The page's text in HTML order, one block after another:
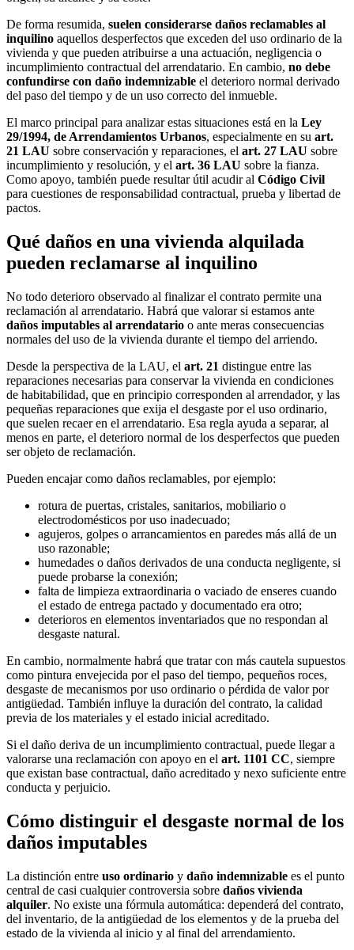
De forma resumida, suelen considerarse daños reclamables al
inquilino aquellos desperfectos que exceden del uso ordinario de la
vivienda y que pueden atribuirse a una actuación, negligencia o
incumplimiento contractual del arrendatario. En cambio, no debe
confundirse con daño indemnizable el deterioro normal derivado
del paso del tiempo y de un uso correcto del inmueble.
El marco principal para analizar estas situaciones está en la Ley
29/1994, de Arrendamientos Urbanos, especialmente en su art.
21 LAU sobre conservación y reparaciones, el art. 27 LAU sobre
incumplimiento y resolución, y el art. 36 LAU sobre la fianza.
Como apoyo, también puede resultar útil acudir al Código Civil
para cuestiones de responsabilidad contractual, prueba y libertad de
pactos.
Qué daños en una vivienda alquilada
pueden reclamarse al inquilino
No todo deterioro observado al finalizar el contrato permite una
reclamación al arrendatario. Habrá que valorar si estamos ante
daños imputables al arrendatario o ante meras consecuencias
normales del uso de la vivienda durante el tiempo del arriendo.
Desde la perspectiva de la LAU, el art. 21 distingue entre las
reparaciones necesarias para conservar la vivienda en condiciones
de habitabilidad, que en principio corresponden al arrendador, y las
pequeñas reparaciones que exija el desgaste por el uso ordinario,
que suelen recaer en el arrendatario. Esa regla ayuda a separar, al
menos en parte, el deterioro normal de los desperfectos que pueden
ser objeto de reclamación.
Pueden encajar como daños reclamables, por ejemplo:
rotura de puertas, cristales, sanitarios, mobiliario o
electrodomésticos por uso inadecuado;
agujeros, golpes o arrancamientos en paredes más allá de un
uso razonable;
humedades o daños derivados de una conducta negligente, si
puede probarse la conexión;
falta de limpieza extraordinaria o vaciado de enseres cuando
el estado de entrega pactado y documentado era otro;
deterioros en elementos inventariados que no respondan al
desgaste natural.
En cambio, normalmente habrá que tratar con más cautela supuestos
como pintura envejecida por el paso del tiempo, pequeños roces,
desgaste de mecanismos por uso ordinario o pérdida de valor por
antigüedad. También influye la duración del contrato, la calidad
previa de los materiales y el estado inicial acreditado.
Si el daño deriva de un incumplimiento contractual, puede llegar a
valorarse una reclamación con apoyo en el art. 1101 CC, siempre
que existan base contractual, daño acreditado y nexo suficiente entre
conducta y perjuicio.
Cómo distinguir el desgaste normal de los
daños imputables
La distinción entre uso ordinario y daño indemnizable es el punto
central de casi cualquier controversia sobre daños vivienda
alquiler. No existe una fórmula automática: dependerá del contrato,
del inventario, de la antigüedad de los elementos y de la prueba del
estado de la vivienda al inicio y al final del arrendamiento.